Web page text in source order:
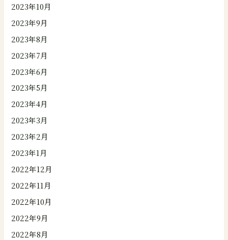
2023年10月
2023年9月
2023年8月
2023年7月
2023年6月
2023年5月
2023年4月
2023年3月
2023年2月
2023年1月
2022年12月
2022年11月
2022年10月
2022年9月
2022年8月